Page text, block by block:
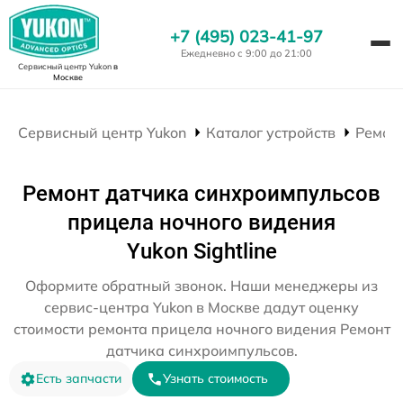
Сервисный центр Yukonв
Москве
+7 (495) 023-41-97
Ежедневно с 9:00 до 21:00
Сервисный центр Yukon Каталог устройств
Ремонт датчика синхроимпульсов
прицела ночного видения
Yukon Sightline
Оформите обратный звонок. Наши менеджеры из
сервис-центра Yukon в Москве дадут оценку
стоимости ремонта прицела ночного видения Ремонт
датчика синхроимпульсов.
Есть запчасти Узнать стоимость